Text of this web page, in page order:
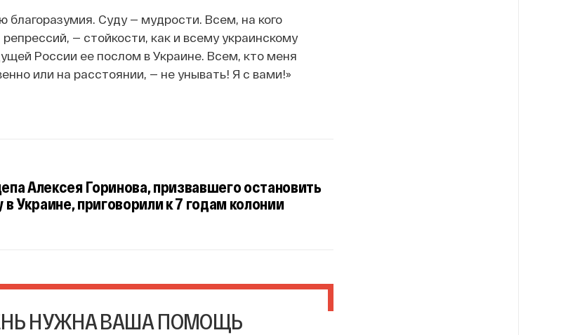
Суду — мудрости. Всем, на кого
— стойкости, как и всему украинскому
России ее послом в Украине. Всем, кто меня
или на расстоянии, — не унывать! Я с вами!»
Алексея Горинова, призвавшего остановить
в Украине, приговорили к 7 годам колонии
НУЖНА ВАША ПОМОЩЬ